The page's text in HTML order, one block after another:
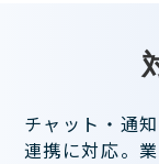
チャット・通
連携に対応。